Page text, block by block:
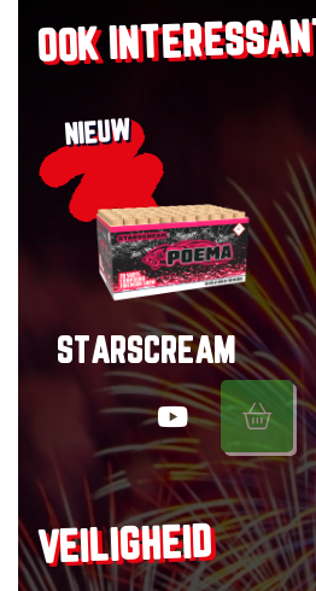
OOK
NIEUW
STARSCREAM
VEILIGHEID